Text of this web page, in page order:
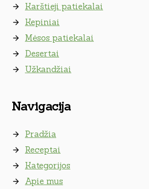
Karštieji patiekalai
Kepiniai
Mėsos patiekalai
Desertai
Užkandžiai
Navigacija
Pradžia
Receptai
Kategorijos
Apie mus